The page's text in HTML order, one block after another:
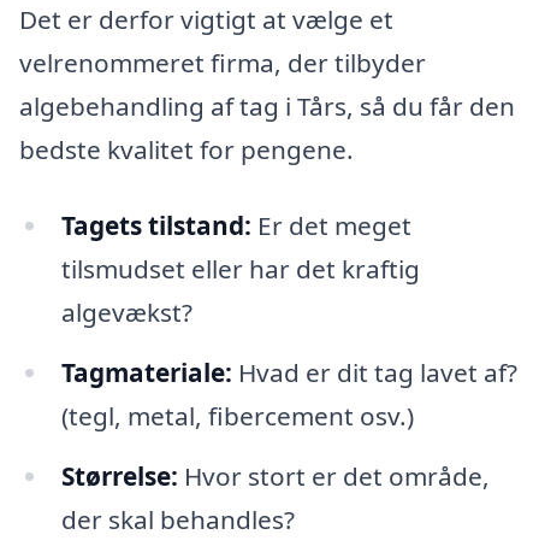
Det er derfor vigtigt at vælge et
velrenommeret firma, der tilbyder
algebehandling af tag i Tårs, så du får den
bedste kvalitet for pengene.
Tagets tilstand: Er det meget
tilsmudset eller har det kraftig
algevækst?
Tagmateriale: Hvad er dit tag lavet af?
(tegl, metal, fibercement osv.)
Størrelse: Hvor stort er det område,
der skal behandles?